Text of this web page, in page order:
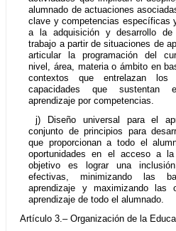
alumnado de actuaciones
clave y competencias específicas
a la adquisición y desarrollo
trabajo a partir de situaciones de
articular la programación del
nivel, área, materia o ámbito en
contextos que entrelazan
capacidades que sustentan
aprendizaje por competencias.
j) Diseño universal para el
conjunto de principios para
que proporcionan a todo el
oportunidades en el acceso a
objetivo es lograr una
efectivas, minimizando las
aprendizaje y maximizando las
aprendizaje de todo el alumnado.
Artículo 3.– Organización de la